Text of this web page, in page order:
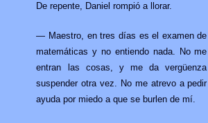
De repente, Daniel rompió a llorar.
— Maestro, en tres días es el examen de
matemáticas y no entiendo nada. No me
entran las cosas, y me da vergüenza
suspender otra vez. No me atrevo a pedir
ayuda por miedo a que se burlen de mí.